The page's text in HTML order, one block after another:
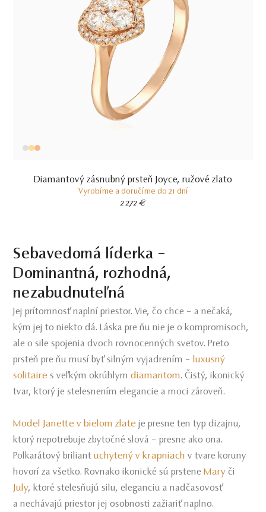
Diamantový zásnubný prsteň Joyce, ružové zlato
Vyrobíme a doručíme do 21 dní
2 272 €
Sebavedomá líderka –
Dominantná, rozhodná,
nezabudnuteľná
Jej prítomnosť naplní priestor. Vie, čo chce – a nečaká,
kým jej to niekto dá. Láska pre ňu nie je o kompromisoch,
ale o sile spojenia dvoch rovnocenných svetov. Preto
prsteň pre ňu musí byť silným vyjadrením – luxusný
solitaire s veľkým okrúhlymdiamantom. Čistý, ikonický
tvar, ktorý je stelesnením elegancie a moci zároveň.
Model Janette v bielom zlate je presne ten typ dizajnu,
ktorý nepotrebuje zbytočné slová – presne ako ona.
Polkarátový briliantuchytený v krapniach v tvare koruny
hovorí za všetko. Rovnako ikonické sú prstene Mary či
July, ktoré stelesňujú silu, eleganciu a nadčasovosť
a nechávajú priestor jej osobnosti zažiariť naplno.